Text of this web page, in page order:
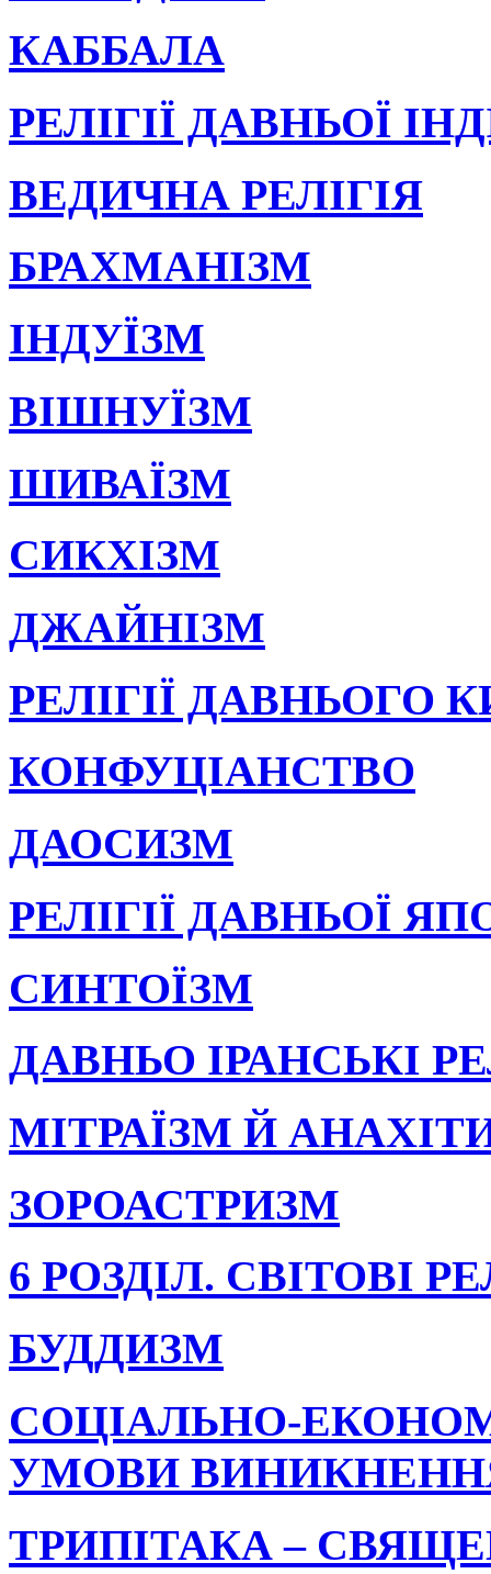
КАББАЛА
РЕЛІГІЇ ДАВНЬОЇ
ВЕДИЧНА РЕЛІГІЯ
БРАХМАНІЗМ
ІНДУЇЗМ
ВІШНУЇЗМ
ШИВАЇЗМ
СИКХІЗМ
ДЖАЙНІЗМ
РЕЛІГІЇ ДАВНЬОГО
КОНФУЦІАНСТВО
ДАОСИЗМ
РЕЛІГІЇ ДАВНЬОЇ
СИНТОЇЗМ
ДАВНЬО ІРАНСЬКІ
МІТРАЇЗМ Й
ЗОРОАСТРИЗМ
6 РОЗДІЛ. СВІТОВІ
БУДДИЗМ
СОЦІАЛЬНО-
УМОВИ
ТРИПІТАКА –